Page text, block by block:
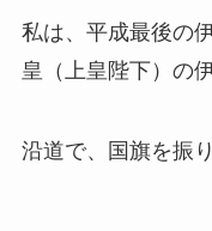
私は、平成最後の
皇（上皇陛下）の
沿道で、国旗を振